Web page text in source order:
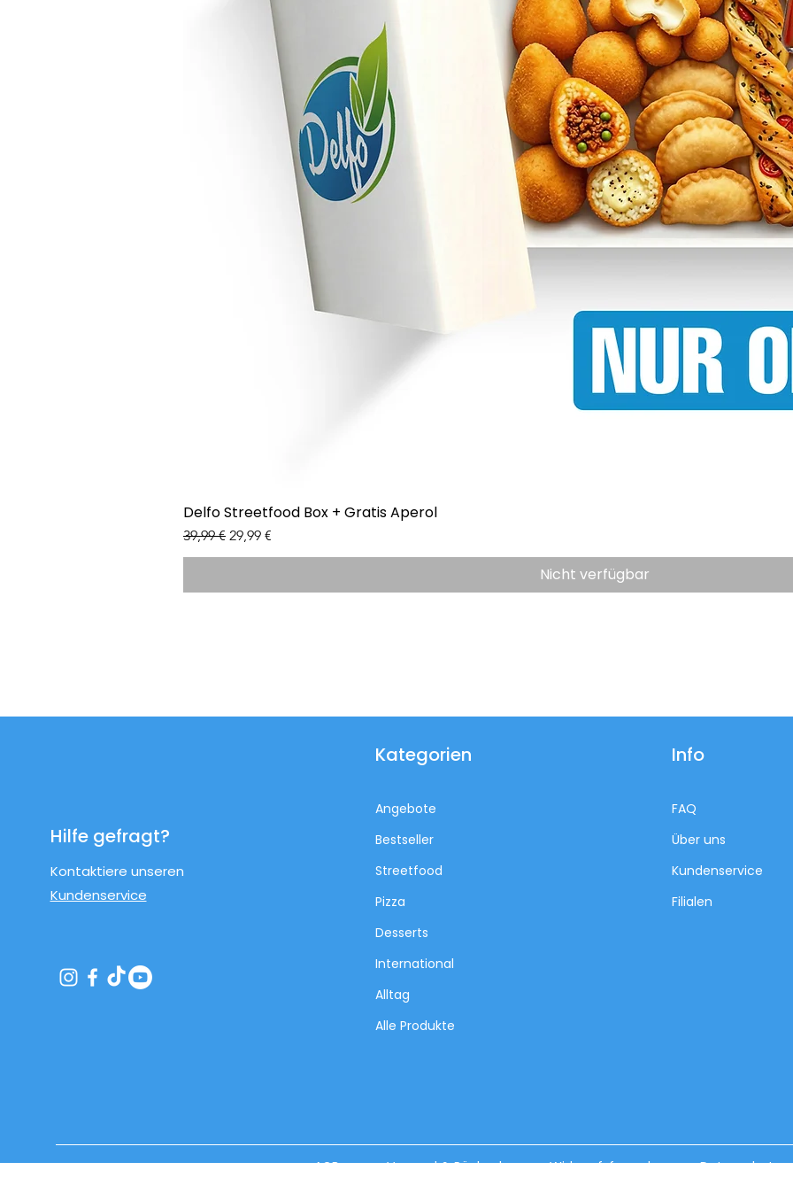
Delfo Streetfood Box + Gratis Aperol
Standardpreis
39,99 € Sale-Preis
29,99 €
Nicht verfügbar
Hilfe gefragt?
Kontaktiere unseren
Kundenservice
Kategorien
Angebote
Bestseller
Streetfood
Pizza
Desserts
International
Alltag
Alle Produkte
Info
FAQ
Über uns
Kundenservice
Filialen
AGB Versand & Rückgabe Widerrufsformular Datenschutz